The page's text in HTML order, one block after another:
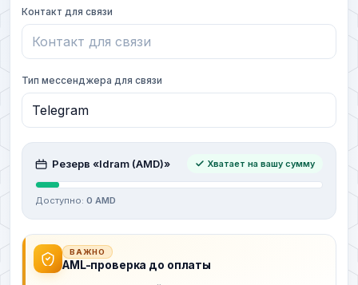
Контакт для связи
Тип мессенджера для связи
Резерв «Idram (AMD)» Хватает на вашу сумму
Доступно: 0 AMD
ВАЖНО
AML-проверка до оплаты